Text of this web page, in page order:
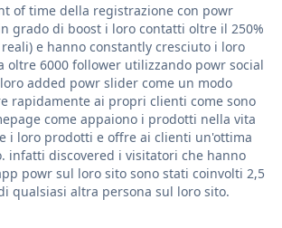
of time della registrazione con powr
grado di boost i loro contatti oltre il 250%
e hanno constantly cresciuto i loro
oltre 6000 follower utilizzando powr social
added powr slider come un modo
rapidamente ai propri clienti come sono
come appaiono i prodotti nella vita
i loro prodotti e offre ai clienti un'ottima
infatti discovered i visitatori che hanno
powr sul loro sito sono stati coinvolti 2,5
qualsiasi altra persona sul loro sito.